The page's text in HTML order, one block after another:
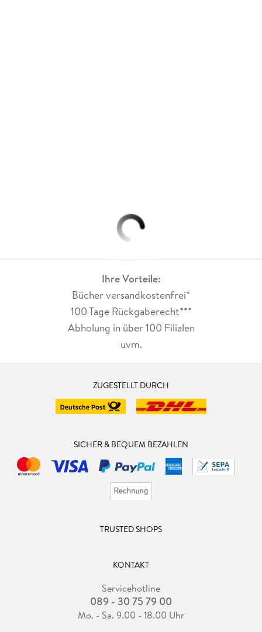
Ihre Vorteile:
Bücher versandkostenfrei*
100 Tage Rückgaberecht***
Abholung in über 100 Filialen
uvm.
ZUGESTELLT DURCH
SICHER & BEQUEM BEZAHLEN
TRUSTED SHOPS
KONTAKT
Servicehotline
089 - 30 75 79 00
Mo. - Sa. 9.00 - 18.00 Uhr